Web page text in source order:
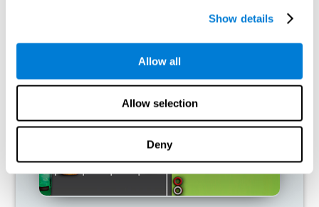
Show details
Allow all
Allow selection
Deny